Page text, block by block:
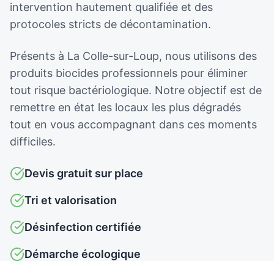
intervention hautement qualifiée et des
protocoles stricts de décontamination.
Présents à La Colle-sur-Loup, nous utilisons des
produits biocides professionnels pour éliminer
tout risque bactériologique. Notre objectif est de
remettre en état les locaux les plus dégradés
tout en vous accompagnant dans ces moments
difficiles.
Devis gratuit sur place
Tri et valorisation
Désinfection certifiée
Démarche écologique